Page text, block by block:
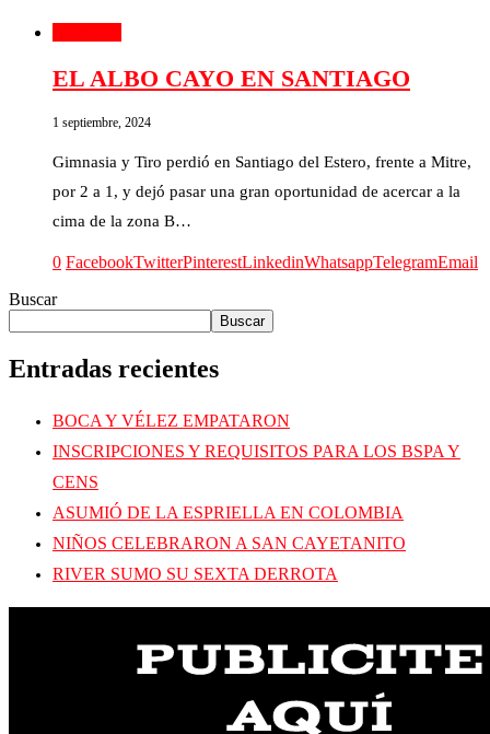
EL ALBO CAYO EN SANTIAGO
1 septiembre, 2024
Gimnasia y Tiro perdió en Santiago del Estero, frente a Mitre,
por 2 a 1, y dejó pasar una gran oportunidad de acercar a la
cima de la zona B…
0 FacebookTwitterPinterestLinkedinWhatsappTelegramEmail
Buscar
Buscar
Entradas recientes
BOCA Y VÉLEZ EMPATARON
INSCRIPCIONES Y REQUISITOS PARA LOS BSPA Y
CENS
ASUMIÓ DE LA ESPRIELLA EN COLOMBIA
NIÑOS CELEBRARON A SAN CAYETANITO
RIVER SUMO SU SEXTA DERROTA